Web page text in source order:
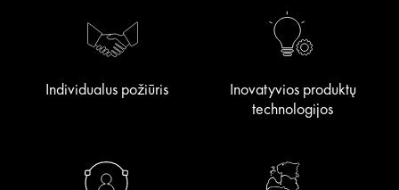
Individualus požiūris
Inovatyvios produktų
technologijos